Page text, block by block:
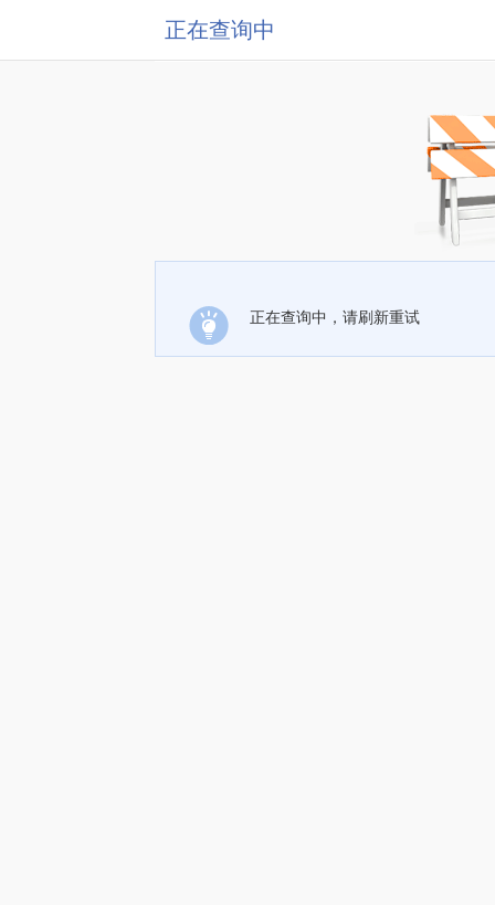
正在查询中
正在查询中，请刷新重试